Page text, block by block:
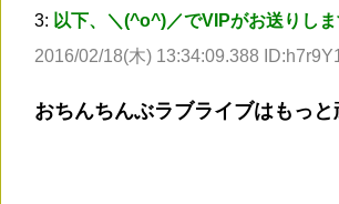
3: 以下、＼(^o^)／でVIPがお送りし
2016/02/18(木) 13:34:09.388
おちんちんぶラブライブはもっ